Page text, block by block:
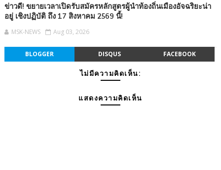
ข่าวดี! ขยายเวลาเปิดรับสมัครหลักสูตรผู้นำท้องถิ่นเมืองอัจฉริยะน่า
อยู่ เชิงปฏิบัติ ถึง 17 สิงหาคม 2569 นี้!
MSK-NEWS Aug 03, 2026
BLOGGER DISQUS FACEBOOK
ไม่มีความคิดเห็น:
แสดงความคิดเห็น